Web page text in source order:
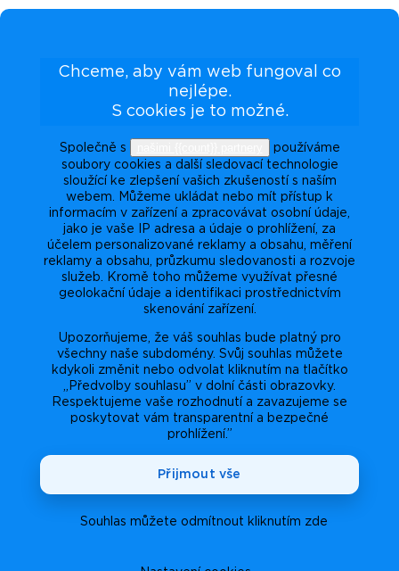
Chceme, aby vám web fungoval co
nejlépe.
S cookies je to možné.
Společně s
používáme
soubory cookies a další sledovací technologie
sloužící ke zlepšení vašich zkušeností s naším
webem. Můžeme ukládat nebo mít přístup k
informacím v zařízení a zpracovávat osobní údaje,
jako je vaše IP adresa a údaje o prohlížení, za
účelem personalizované reklamy a obsahu, měření
reklamy a obsahu, průzkumu sledovanosti a rozvoje
služeb. Kromě toho můžeme využívat přesné
geolokační údaje a identifikaci prostřednictvím
skenování zařízení.
Upozorňujeme, že váš souhlas bude platný pro
všechny naše subdomény. Svůj souhlas můžete
kdykoli změnit nebo odvolat kliknutím na tlačítko
„Předvolby souhlasu” v dolní části obrazovky.
Respektujeme vaše rozhodnutí a zavazujeme se
poskytovat vám transparentní a bezpečné
prohlížení.”
Souhlas můžete odmítnout kliknutím zde
Přijmout vše